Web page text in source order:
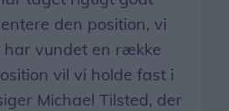
den position, vi
har vundet en række
vil vi holde fast i
Michael Tilsted, der